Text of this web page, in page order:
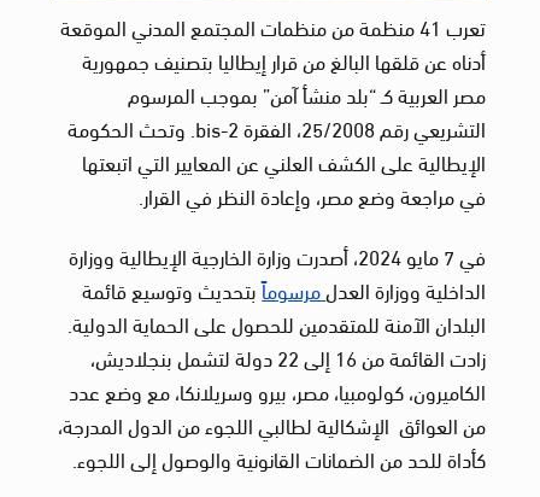
تعرب 41 منظمة من منظمات المجتمع المدني الموقعة
أدناه عن قلقها البالغ من قرار إيطاليا بتصنيف جمهورية
مصر العربية كـ “بلد منشأ آمن” بموجب المرسوم
التشريعي رقم 25/2008، الفقرة 2-bis. وتحث الحكومة
الإيطالية على الكشف العلني عن المعايير التي اتبعتها
في مراجعة وضع مصر، وإعادة النظر في القرار.
في 7 مايو 2024، أصدرت وزارة الخارجية الإيطالية ووزارة
الداخلية ووزارة العدلمرسوماًبتحديث وتوسيع قائمة
البلدان الآمنة للمتقدمين للحصول على الحماية الدولية.
زادت القائمة من 16 إلى 22 دولة لتشمل بنجلاديش،
الكاميرون، كولومبيا، مصر، بيرو وسريلانكا، مع وضع عدد
من العوائق الإشكالية لطالبي اللجوء من الدول المدرجة،
كأداة للحد من الضمانات القانونية والوصول إلى اللجوء.